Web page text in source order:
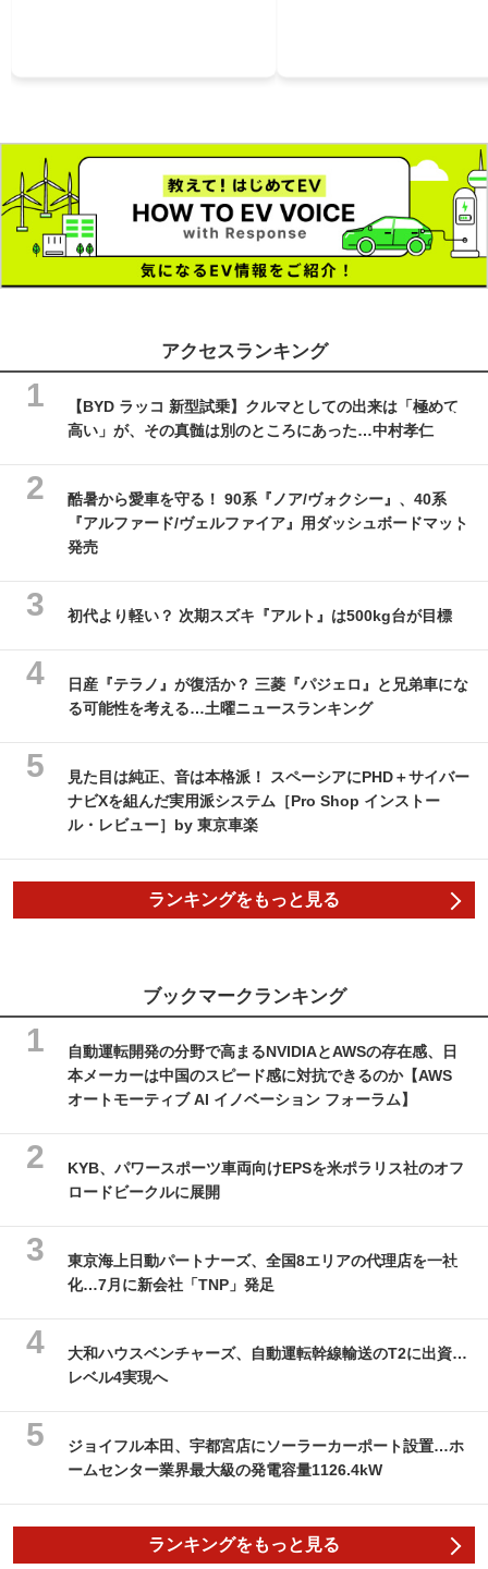
アクセスランキング
【BYD ラッコ 新型試乗】クルマとしての出来は「極めて
高い」が、その真髄は別のところにあった…中村孝仁
酷暑から愛車を守る！ 90系『ノア/ヴォクシー』、40系
『アルファード/ヴェルファイア』用ダッシュボードマット
発売
初代より軽い？ 次期スズキ『アルト』は500kg台が目標
日産『テラノ』が復活か？ 三菱『パジェロ』と兄弟車にな
る可能性を考える…土曜ニュースランキング
見た目は純正、音は本格派！ スペーシアにPHD＋サイバー
ナビXを組んだ実用派システム［Pro Shop インストー
ル・レビュー］by 東京車楽
ランキングをもっと見る
ブックマークランキング
自動運転開発の分野で高まるNVIDIAとAWSの存在感、日
本メーカーは中国のスピード感に対抗できるのか【AWS
オートモーティブ AI イノベーション フォーラム】
KYB、パワースポーツ車両向けEPSを米ポラリス社のオフ
ロードビークルに展開
東京海上日動パートナーズ、全国8エリアの代理店を一社
化…7月に新会社「TNP」発足
大和ハウスベンチャーズ、自動運転幹線輸送のT2に出資…
レベル4実現へ
ジョイフル本田、宇都宮店にソーラーカーポート設置…ホ
ームセンター業界最大級の発電容量1126.4kW
ランキングをもっと見る